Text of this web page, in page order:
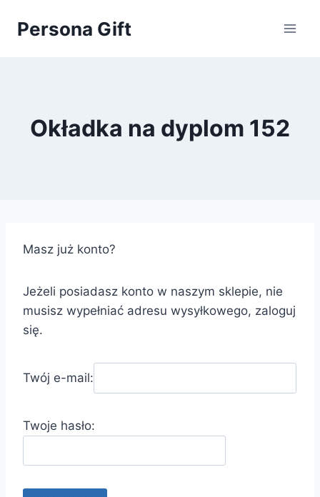
Persona Gift
Okładka na dyplom 152
Masz już konto?
Jeżeli posiadasz konto w naszym sklepie, nie
musisz wypełniać adresu wysyłkowego, zaloguj
się.
Twój e-mail:
Twoje hasło: